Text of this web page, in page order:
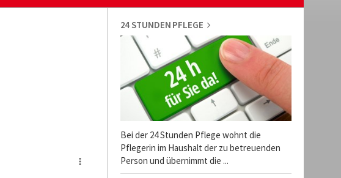
24 STUNDEN PFLEGE
Bei der 24 Stunden Pflege wohnt die
Pflegerin im Haushalt der zu betreuenden
Person und übernimmt die ...